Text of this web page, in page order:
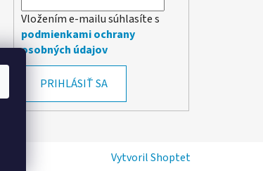
Vložením e-mailu súhlasíte s
podmienkami ochrany
osobných údajov
PRIHLÁSIŤ SA
Vytvoril Shoptet